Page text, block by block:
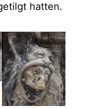
hatten.